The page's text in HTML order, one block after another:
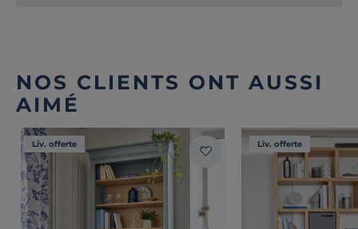
NOS CLIENTS ONT AUSSI
AIMÉ
Liv. offerte Liv. offerte